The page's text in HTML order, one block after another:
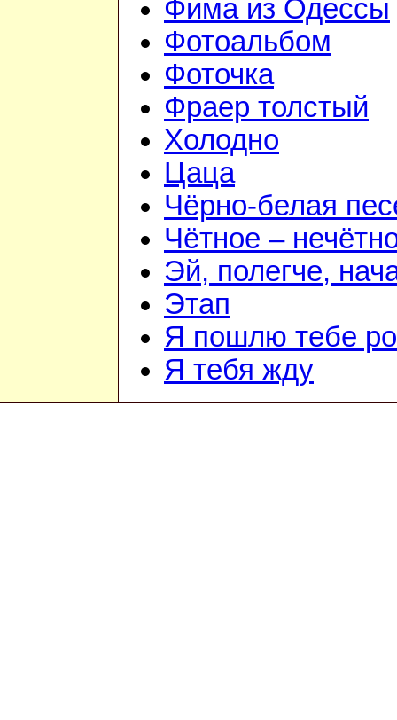
Фима из Одессы
Фотоальбом
Фоточка
Фраер толстый
Холодно
Цаца
Чёрно-белая
Чётное –
Эй, полегче,
Этап
Я пошлю тебе
Я тебя жду